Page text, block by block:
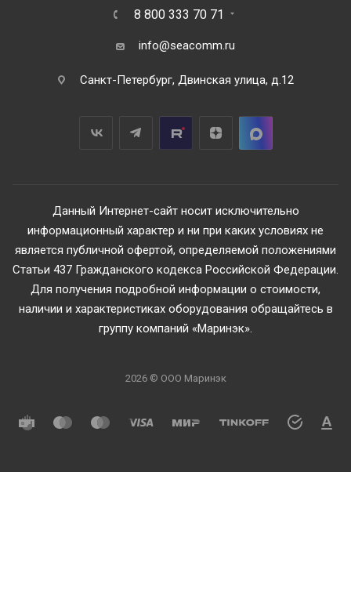
8 800 333 70 71
info@seacomm.ru
Санкт-Петербург, Двинская улица, д.12
Данный Интернет-сайт носит исключительно
информационный характер и ни при каких условиях не
является публичной офертой, определяемой положениями
Статьи 437 Гражданского кодекса Российской Федерации.
Для получения подробной информации о стоимости,
наличии и характеристиках оборудования обращайтесь в
группу компаний «Маринэк».
2026 © ООО Маринэк